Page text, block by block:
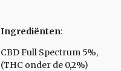
Ingrediënten:
CBD Full Spectrum 5%,
(THC onder de 0,2%)